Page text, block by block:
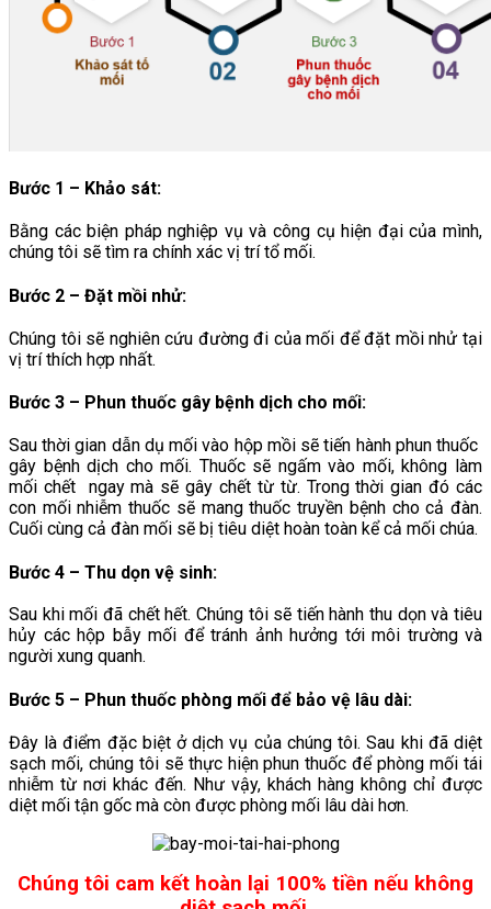
Bước 1 – Khảo sát:
Bằng các biện pháp nghiệp vụ và công cụ hiện đại của mình,
chúng tôi sẽ tìm ra chính xác vị trí tổ mối.
Bước 2 – Đặt mồi nhử:
Chúng tôi sẽ nghiên cứu đường đi của mối để đặt mồi nhử tại
vị trí thích hợp nhất.
Bước 3 – Phun thuốc gây bệnh dịch cho mối:
Sau thời gian dẫn dụ mối vào hộp mồi sẽ tiến hành phun thuốc
gây bệnh dịch cho mối. Thuốc sẽ ngấm vào mối, không làm
mối chết ngay mà sẽ gây chết từ từ. Trong thời gian đó các
con mối nhiễm thuốc sẽ mang thuốc truyền bệnh cho cả đàn.
Cuối cùng cả đàn mối sẽ bị tiêu diệt hoàn toàn kể cả mối chúa.
Bước 4 – Thu dọn vệ sinh:
Sau khi mối đã chết hết. Chúng tôi sẽ tiến hành thu dọn và tiêu
hủy các hộp bẫy mối để tránh ảnh hưởng tới môi trường và
người xung quanh.
Bước 5 – Phun thuốc phòng mối để bảo vệ lâu dài:
Đây là điểm đặc biệt ở dịch vụ của chúng tôi. Sau khi đã diệt
sạch mối, chúng tôi sẽ thực hiện phun thuốc để phòng mối tái
nhiễm từ nơi khác đến. Như vậy, khách hàng không chỉ được
diệt mối tận gốc mà còn được phòng mối lâu dài hơn.
Chúng tôi cam kết hoàn lại 100% tiền nếu không